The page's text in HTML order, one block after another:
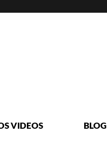
VIDEOS BLOG